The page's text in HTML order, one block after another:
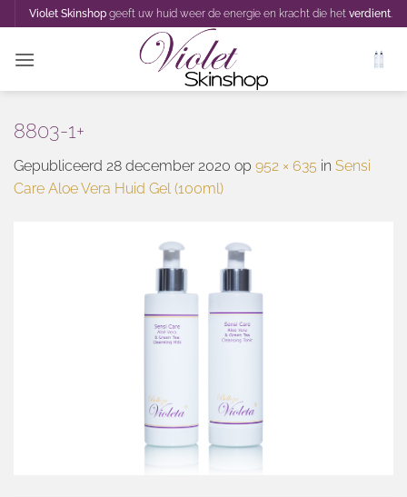
naar
inhoud
Violet Skinshopgeeft uw huid weer de energie en kracht die het verdient.
8803-1+
Gepubliceerd 28 december 2020 op 952 × 635 in Sensi
Care Aloe Vera Huid Gel (100ml)